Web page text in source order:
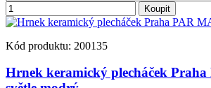
Koupit
Kód produktu: 200135
Hrnek keramický plecháček